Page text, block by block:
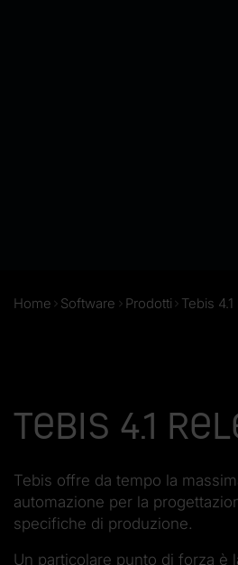
Home Software Prodotti Tebis
Tebis 4.1
Tebis offre da tempo la
automazione per la
specifiche di produzione.
Un particolare punto di forza è